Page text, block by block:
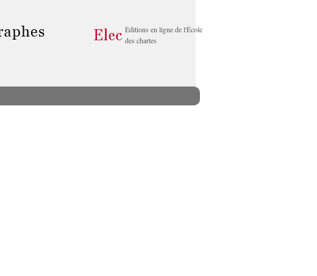
Éditions en ligne de l'École
des chartes